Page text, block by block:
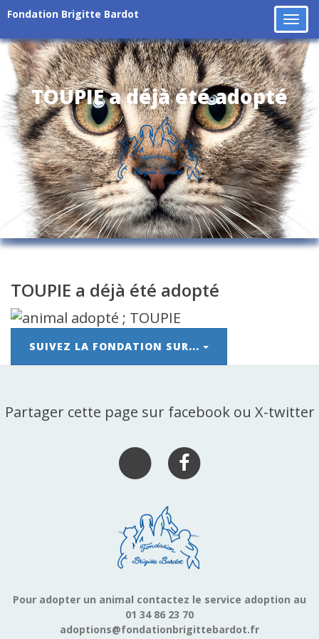
Fondation Brigitte Bardot
TOUPIE a déjà été adopté
TOUPIE a déjà été adopté
SUIVEZ LA FONDATION SUR...
Partager cette page sur facebook ou X-twitter
Pour adopter un animal contactez le service adoption au
01 34 86 23 70
adoptions@fondationbrigittebardot.fr